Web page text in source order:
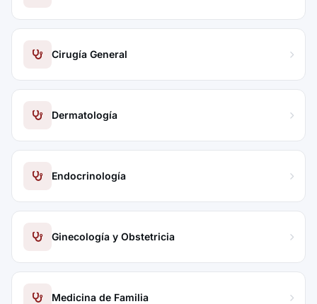
Cirugía General
Dermatología
Endocrinología
Ginecología y Obstetricia
Medicina de Familia